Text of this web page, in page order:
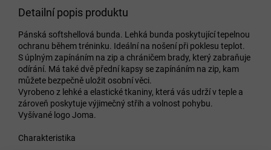
Detailní popis produktu
Pánská softshellová bunda. Lehká bunda poskytující tepelnou
ochranu během tréninku. Ideální na nošení při poklesu teplot.
S úplným zapínáním na zip a chráničem brady, který zabraňuje
odírání. Má také dvě přední kapsy se zapínáním na zip, kam
můžete bezpečně uložit osobní věci.
Vyrobeno z lehké a elastické tkaniny, která vás udrží v teple a
zároveň poskytuje výjimečný střih a volnost pohybu.
Vyšívané logo Joma.
Charakteristika